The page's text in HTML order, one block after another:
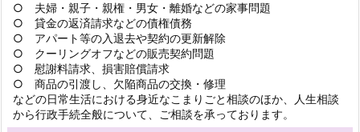
○ 夫婦・親子・親権・男女・離婚などの家事問題
○ 貸金の返済請求などの債権債務
○ アパート等の入退去や契約の更新解除
○ クーリングオフなどの販売契約問題
○ 慰謝料請求、損害賠償請求
○ 商品の引渡し、欠陥商品の交換・修理
などの日常生活における身近なこまりごと相談のほか、人生相談
から行政手続全般について、ご相談を承っております。